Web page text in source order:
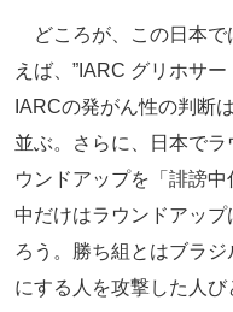
どころが、この日本で
えば、”IARC グリホサ
IARCの発がん性の判断
並ぶ。さらに、日本で
ウンドアップを「誹謗
中だけはラウンドアッ
ろう。勝ち組とはブラ
にする人を攻撃した人び